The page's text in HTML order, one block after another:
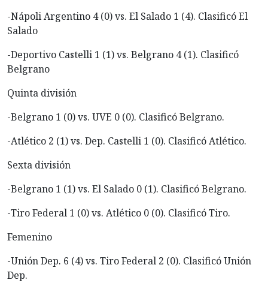
-Nápoli Argentino 4 (0) vs. El Salado 1 (4). Clasificó El
Salado
-Deportivo Castelli 1 (1) vs. Belgrano 4 (1). Clasificó
Belgrano
Quinta división
-Belgrano 1 (0) vs. UVE 0 (0). Clasificó Belgrano.
-Atlético 2 (1) vs. Dep. Castelli 1 (0). Clasificó Atlético.
Sexta división
-Belgrano 1 (1) vs. El Salado 0 (1). Clasificó Belgrano.
-Tiro Federal 1 (0) vs. Atlético 0 (0). Clasificó Tiro.
Femenino
-Unión Dep. 6 (4) vs. Tiro Federal 2 (0). Clasificó Unión
Dep.